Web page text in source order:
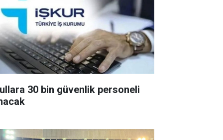
30 bin güvenlik personeli